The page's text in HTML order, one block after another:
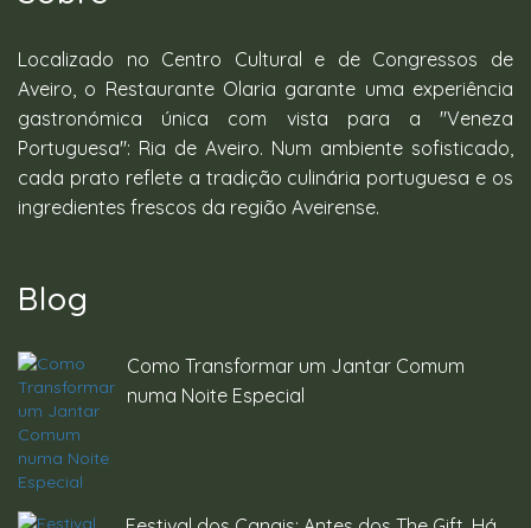
Localizado no Centro Cultural e de Congressos de
Aveiro, o Restaurante Olaria garante uma experiência
gastronómica única com vista para a "Veneza
Portuguesa": Ria de Aveiro. Num ambiente sofisticado,
cada prato reflete a tradição culinária portuguesa e os
ingredientes frescos da região Aveirense.
Blog
Como Transformar um Jantar Comum
numa Noite Especial